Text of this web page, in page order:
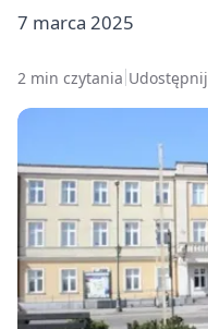
7 marca 2025
2 min czytania Udostępnij